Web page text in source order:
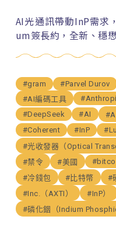
AI光通訊帶動InP需求
um簽長約，全新、穩
#gram #Parvel Durov
#AI編碼工具
#DeepSeek
#AI
#Coherent
#InP
#光收發器（Optical
#禁令
#美國
#冷錢包
#比特幣 #
#Inc.（AXTI）
#InP）
#磷化銦（Indium